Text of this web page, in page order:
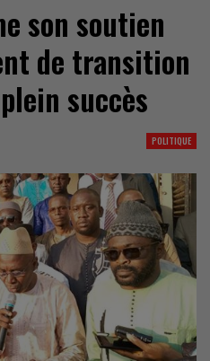
son soutien
de transition
succès
POLITIQUE